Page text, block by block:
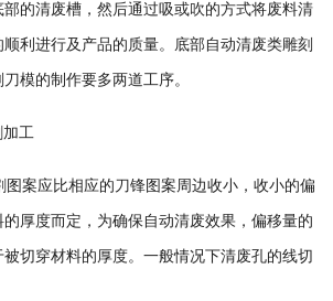
的清废槽，然后通过吸或吹的方式将废料清
利进行及产品的质量。底部自动清废类雕刻
模的制作要多两道工序。
工
案应比相应的刀锋图案周边收小，收小的偏
厚度而定，为确保自动清废效果，偏移量的
切穿材料的厚度。一般情况下清废孔的线切